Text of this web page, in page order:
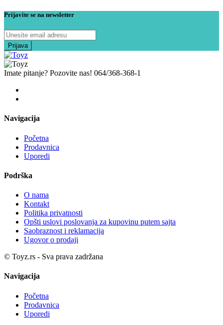
Prijavite se na newsletter
Imate pitanje? Pozovite nas! 064/368-368-1
Navigacija
Početna
Prodavnica
Uporedi
Podrška
O nama
Kontakt
Politika privatnosti
Opšti uslovi poslovanja za kupovinu putem sajta
Saobraznost i reklamacija
Ugovor o prodaji
© Toyz.rs - Sva prava zadržana
Navigacija
Početna
Prodavnica
Uporedi